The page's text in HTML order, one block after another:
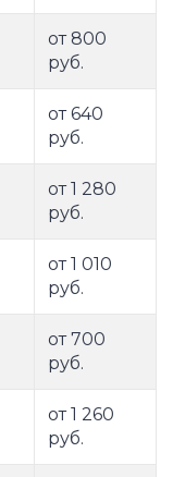
от 800
руб.
от 640
руб.
от 1 280
руб.
от 1 010
руб.
от 700
руб.
от 1 260
руб.